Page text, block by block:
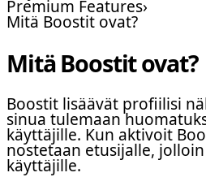
Premium Features›
Mitä Boostit ovat?
Mitä Boostit ovat?
Boostit lisäävät profiilisi
sinua tulemaan
käyttäjille. Kun aktivoit
nostetaan etusijalle,
käyttäjille.